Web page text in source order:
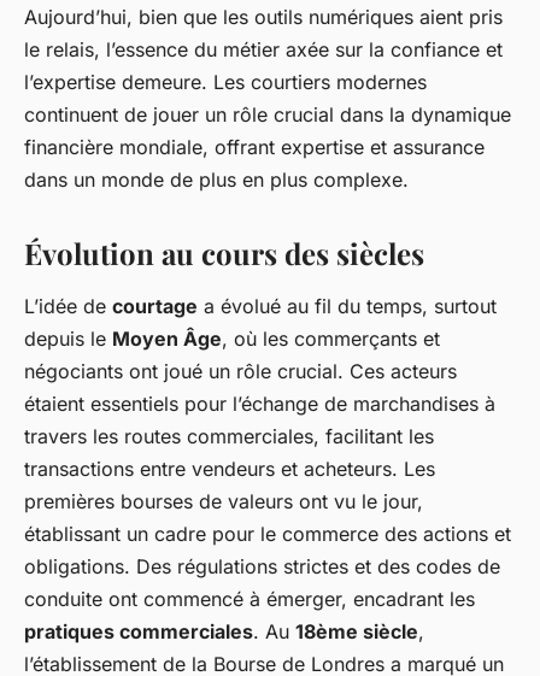
Aujourd’hui, bien que les outils numériques aient pris
le relais, l’essence du métier axée sur la confiance et
l’expertise demeure. Les courtiers modernes
continuent de jouer un rôle crucial dans la dynamique
financière mondiale, offrant expertise et assurance
dans un monde de plus en plus complexe.
Évolution au cours des siècles
L’idée de courtage a évolué au fil du temps, surtout
depuis le Moyen Âge, où les commerçants et
négociants ont joué un rôle crucial. Ces acteurs
étaient essentiels pour l’échange de marchandises à
travers les routes commerciales, facilitant les
transactions entre vendeurs et acheteurs. Les
premières bourses de valeurs ont vu le jour,
établissant un cadre pour le commerce des actions et
obligations. Des régulations strictes et des codes de
conduite ont commencé à émerger, encadrant les
pratiques commerciales. Au 18ème siècle,
l’établissement de la Bourse de Londres a marqué un